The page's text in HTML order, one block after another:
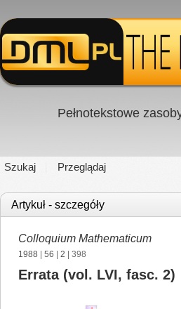
Pełnotekstowe
Szukaj Przeglądaj
Artykuł - szczegóły
Colloquium Mathematicum
1988 56 2 | 398
Errata (vol. LVI, fasc. 2)